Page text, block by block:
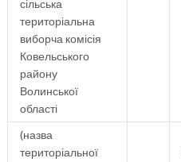
сільська
територіальна
виборча комісія
Ковельського
району
Волинської
області
(назва
територіальної